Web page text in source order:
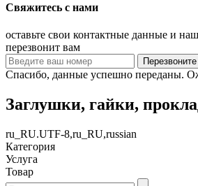
Свяжитесь с нами
оставьте свои контактные данные и
перезвонит вам
Спасибо, данные успешно переданы.
Заглушки, гайки,
ru_RU.UTF-8,ru_RU,russian
Категория
Услуга
Товар